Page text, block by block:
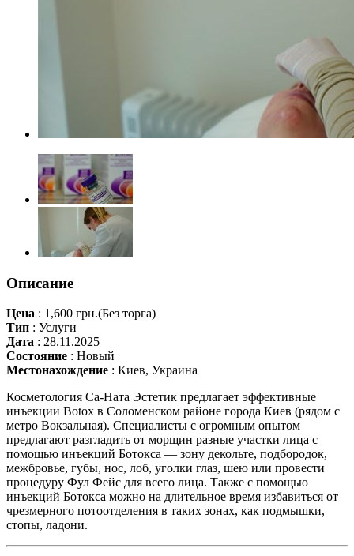
Описание
Цена : 1,600 грн.(Без торга)
Тип : Услуги
Дата : 28.11.2025
Состояние : Новый
Местонахождение : Киев, Украина
Косметология Са-Ната Эстетик предлагает эффективные
инъекции Botox в Соломенском районе города Киев (рядом с
метро Вокзальная). Специалисты с огромным опытом
предлагают разгладить от морщин разные участки лица с
помощью инъекций Ботокса — зону декольте, подбородок,
межбровье, губы, нос, лоб, уголки глаз, шею или провести
процедуру Фул Фейс для всего лица. Также с помощью
инъекций Ботокса можно на длительное время избавиться от
чрезмерного потоотделения в таких зонах, как подмышки,
стопы, ладони.